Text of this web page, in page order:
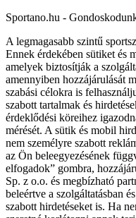
Sportano.hu -
A legmagasabb szintű
Ennek érdekében sütiket és
amelyek biztosítják a
amennyiben hozzájárulását
szabási célokra is
szabott tartalmak és
érdeklődési köreihez
mérését. A sütik és mobil
nem személyre szabott
az Ön beleegyezésének
elfogadok” gombra,
Sp. z o.o. és megbízható
beleértve a szolgáltatásban
szabott hirdetéseket is. Ha